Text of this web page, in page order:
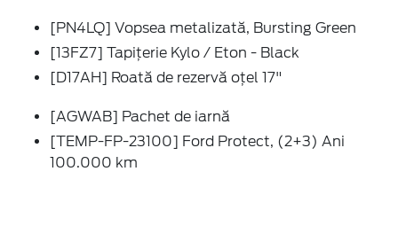
[PN4LQ] Vopsea metalizată, Bursting Green
[13FZ7] Tapițerie Kylo / Eton - Black
[D17AH] Roată de rezervă oțel 17"
[AGWAB] Pachet de iarnă
[TEMP-FP-23100] Ford Protect, (2+3) Ani
100.000 km